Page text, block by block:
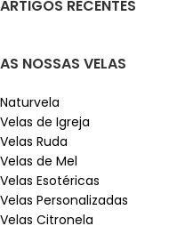
ARTIGOS RECENTES
AS NOSSAS VELAS
Naturvela
Velas de Igreja
Velas Ruda
Velas de Mel
Velas Esotéricas
Velas Personalizadas
Velas Citronela